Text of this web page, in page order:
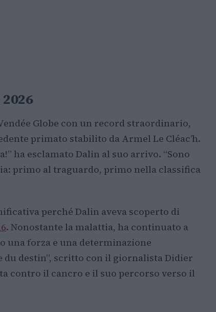
Globe con un record straordinario,
primato stabilito da Armel Le Cléac’h.
ha esclamato Dalin al suo arrivo. “Sono
primo al traguardo, primo nella classifica
perché Dalin aveva scoperto di
. Nonostante la malattia, ha continuato a
una forza e una determinazione
du destin”, scritto con il giornalista Didier
contro il cancro e il suo percorso verso il